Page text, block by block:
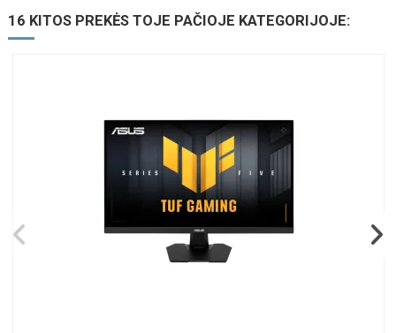
16 KITOS PREKĖS TOJE PAČIOJE KATEGORIJOJE: